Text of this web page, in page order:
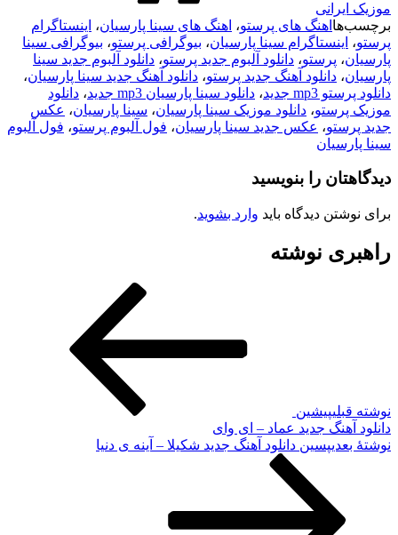
موزیک ایرانی
برچسب‌ها اهنگ های پرستو، اهنگ های سینا پارسیان، اینستاگرام
پرستو، اینستاگرام سینا پارسیان، بیوگرافی پرستو، بیوگرافی سینا
پارسیان، پرستو، دانلود آلبوم جدید پرستو، دانلود آلبوم جدید سینا
پارسیان، دانلود آهنگ جدید پرستو، دانلود آهنگ جدید سینا پارسیان،
دانلود پرستو mp3 جدید
، دانلود سینا پارسیان mp3 جدید ، دانلود
موزیک پرستو، دانلود موزیک سینا پارسیان، سینا پارسیان، عکس
جدید پرستو، عکس جدید سینا پارسیان، فول آلبوم پرستو، فول آلبوم
سینا پارسیان
دیدگاهتان را بنویسید
برای نوشتن دیدگاه باید وارد بشوید.
راهبری نوشته
نوشته قبلیپیشین
دانلود آهنگ جدید عماد – ای وای
نوشته‌ٔ بعدیپسین دانلود آهنگ جدید شکیلا – آینه ی دنیا